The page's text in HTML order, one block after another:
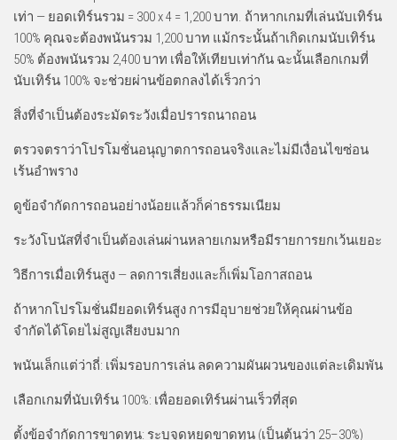
เท่า — ยอดเทิร์นรวม = 300 x 4 = 1,200 บาท. ถ้าหากเกมที่เล่นนับเทิร์น
100% คุณจะต้องพนันรวม 1,200 บาท แม้กระนั้นถ้าเกิดเกมนับเทิร์น
50% ต้องพนันรวม 2,400 บาท เพื่อให้เทียบเท่ากัน ฉะนั้นเลือกเกมที่
นับเทิร์น 100% จะช่วยผ่านข้อตกลงได้เร็วกว่า
สิ่งที่จำเป็นต้องระมัดระวังเมื่อปรารถนาถอน
ตรวจตราว่าโปรโมชั่นอนุญาตการถอนจริงและไม่มีเงื่อนไขซ่อน
เร้นอำพราง
ดูข้อจำกัดการถอนอย่างน้อยแล้วก็ค่าธรรมเนียม
ระวังโบนัสที่จำเป็นต้องเล่นผ่านหลายเกมหรือมีรายการยกเว้นเยอะ
วิธีการเมื่อเทิร์นสูง — ลดการเสี่ยงและก็เพิ่มโอกาสถอน
ถ้าหากโปรโมชั่นมียอดเทิร์นสูง การมีอุบายช่วยให้คุณผ่านข้อ
จำกัดได้โดยไม่สูญเสียงบมาก
พนันเล็กแต่ว่าถี่: เพิ่มรอบการเล่น ลดความผันผวนของแต่ละเดิมพัน
เลือกเกมที่นับเทิร์น 100%: เพื่อยอดเทิร์นผ่านเร็วที่สุด
ตั้งข้อจำกัดการขาดทุน: ระบุจุดหยุดขาดทุน (เป็นต้นว่า 25–30%)